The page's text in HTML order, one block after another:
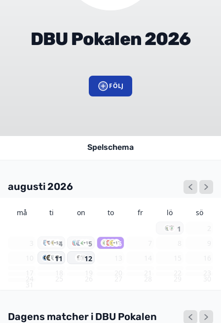
DBU Pokalen 2026
FÖLJ
Spelschema
augusti 2026
må ti on to fr lö
sö
1
4
+51 5
+11 6
+13
11 12
Dagens matcher i DBU Pokalen